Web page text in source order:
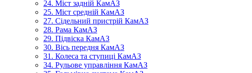
24. Міст задній КамАЗ
25. Міст средній КамАЗ
27. Сідельний пристрій КамАЗ
28. Рама КамАЗ
29. Підвіска КамАЗ
30. Вісь передня КамАЗ
31. Колеса та ступиці КамАЗ
34. Рульове управління КамАЗ